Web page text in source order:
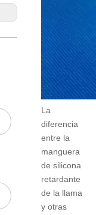
La
diferencia
entre la
manguera
de silicona
retardante
de la llama
y otras